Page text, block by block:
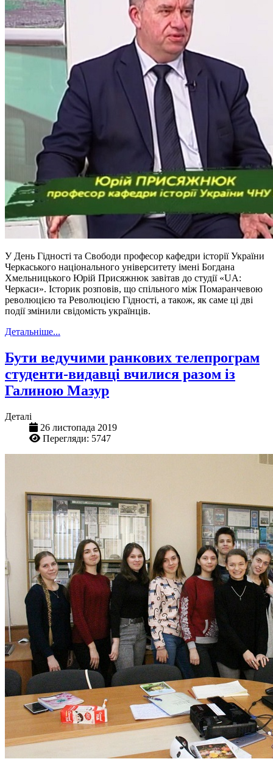
У День Гідності та Свободи професор кафедри історії України
Черкаського національного університету імені Богдана
Хмельницького Юрій Присяжнюк завітав до студії «‎‎UA:
Черкаси». Історик розповів, що спільного між Помаранчевою
революцією та Революцією Гідності, а також, як саме ці дві
події змінили свідомість українців.
Детальніше...
Бути ведучими ранкових телепрограм
студенти-видавці вчилися разом із
Галиною Мазур
Деталі
26 листопада 2019
Перегляди: 5747